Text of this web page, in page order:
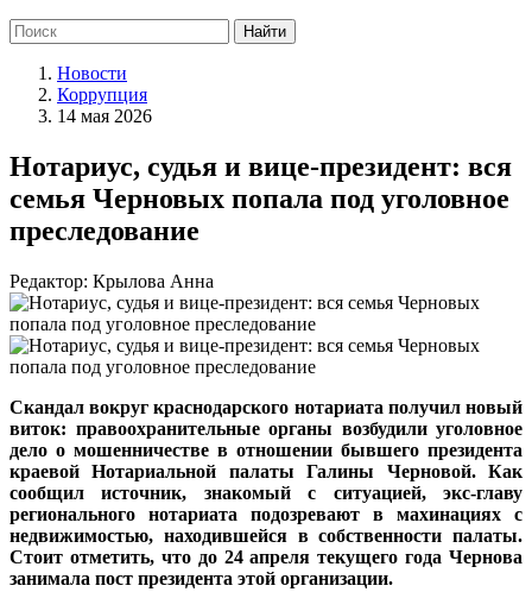
Новости
Коррупция
14 мая 2026
Нотариус, судья и вице-президент: вся
семья Черновых попала под уголовное
преследование
Редактор: Крылова Анна
Скандал вокруг краснодарского нотариата получил новый
виток: правоохранительные органы возбудили уголовное
дело о мошенничестве в отношении бывшего президента
краевой Нотариальной палаты Галины Черновой. Как
сообщил источник, знакомый с ситуацией, экс-главу
регионального нотариата подозревают в махинациях с
недвижимостью, находившейся в собственности палаты.
Стоит отметить, что до 24 апреля текущего года Чернова
занимала пост президента этой организации.